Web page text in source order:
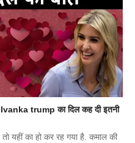
trump का दिल कह दी इतनी
यहीं का हो कर रह गया है. कमाल की